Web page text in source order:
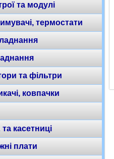
та модулі
термостати
та фільтри
ковпачки
касетниці
плати